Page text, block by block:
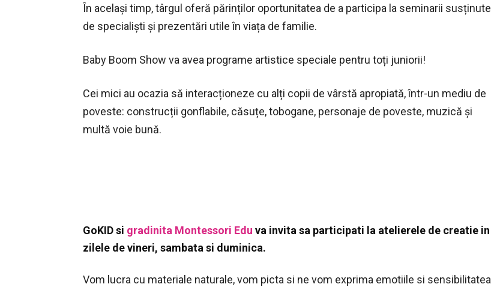
În același timp, târgul oferă părinților oportunitatea de a participa la seminarii susținute
de specialiști și prezentări utile în viața de familie.
Baby Boom Show va avea programe artistice speciale pentru toți juniorii!
Cei mici au ocazia să interacționeze cu alți copii de vârstă apropiată, într-un mediu de
poveste: construcții gonflabile, căsuțe, tobogane, personaje de poveste, muzică și
multă voie bună.
GoKID si gradinita Montessori Edu va invita sa participati la atelierele de creatie in
zilele de vineri, sambata si duminica.
Vom lucra cu materiale naturale, vom picta si ne vom exprima emotiile si sensibilitatea